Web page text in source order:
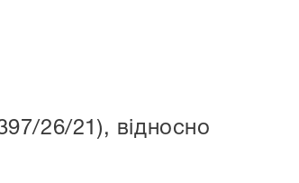
26/21), відносно